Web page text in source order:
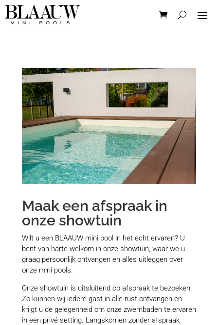
Maak een afspraak in
onze showtuin
Wilt u een BLAAUW mini pool in het echt ervaren? U
bent van harte welkom in onze showtuin, waar we u
graag persoonlijk ontvangen en alles uitleggen over
onze mini pools.
Onze showtuin is uitsluitend op afspraak te bezoeken.
Zo kunnen wij iedere gast in alle rust ontvangen en
krijgt u de gelegenheid om onze zwembaden te ervaren
in een privé setting. Langskomen zonder afspraak